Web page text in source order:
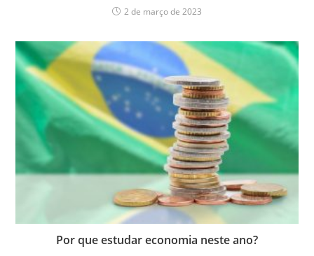
2 de março de 2023
Por que estudar economia neste ano?